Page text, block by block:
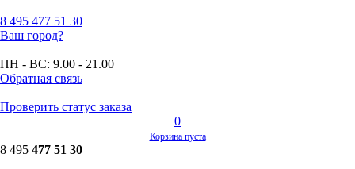
8 495 477 51 30
Ваш город?
ПН - ВС: 9.00 - 21.00
Обратная связь
Проверить статус заказа
0
Корзина пуста
8 495 477 51 30